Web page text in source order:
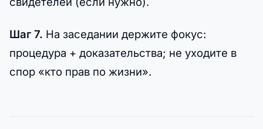
Шаг 7. На заседании держите фокус:
процедура + доказательства; не уходите в
спор «кто прав по жизни».